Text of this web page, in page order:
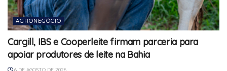
AGRONEGÓCIO
Cargill, IBS e Cooperleite firmam parceria para
apoiar produtores de leite na Bahia
6 DE AGOSTO DE 2026